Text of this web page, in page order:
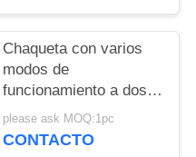
Chaqueta con varios
modos de
funcionamiento a dos
caras del cordón de
remiendo de la fibra
please ask MOQ:1pc
CONTACTO